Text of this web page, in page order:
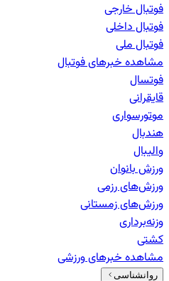
فوتبال خارجی
فوتبال داخلی
فوتبال ملی
مشاهده خبرهایفوتبال
فوتسال
قایقرانی
موتورسواری
هندبال
والیبال
ورزش بانوان
ورزش‌های رزمی
ورزش‌های زمستانی
وزنه‌برداری
کشتی
مشاهده خبرهایورزشی
روانشناسی